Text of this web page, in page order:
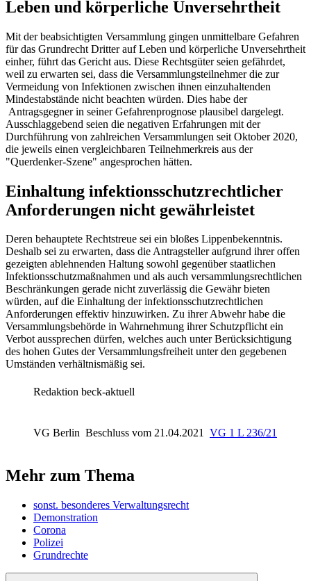
Leben und körperliche Unversehrtheit
Mit der beabsichtigten Versammlung gingen unmittelbare Gefahren
für das Grundrecht Dritter auf Leben und körperliche Unversehrtheit
einher, führt das Gericht aus. Diese Rechtsgüter seien gefährdet,
weil zu erwarten sei, dass die Versammlungsteilnehmer die zur
Vermeidung von Infektionen zwischen ihnen einzuhaltenden
Mindestabstände nicht beachten würden. Dies habe der
Antragsgegner in seiner Gefahrenprognose plausibel dargelegt.
Ausschlaggebend seien die negativen Erfahrungen mit der
Durchführung von zahlreichen Versammlungen seit Oktober 2020,
die jeweils einen vergleichbaren Teilnehmerkreis aus der
"Querdenker-Szene" angesprochen hätten.
Einhaltung infektionsschutzrechtlicher
Anforderungen nicht gewährleistet
Deren behauptete Rechtstreue sei ein bloßes Lippenbekenntnis.
Deshalb sei zu erwarten, dass die Antragsteller aufgrund ihrer offen
gezeigten ablehnenden Haltung sowohl gegenüber staatlichen
Infektionsschutzmaßnahmen und als auch versammlungsrechtlichen
Beschränkungen gerade nicht zuverlässig die Gewähr bieten
würden, auf die Einhaltung der infektionsschutzrechtlichen
Anforderungen effektiv hinzuwirken. Zu ihrer Abwehr habe die
Versammlungsbehörde in Wahrnehmung ihrer Schutzpflicht ein
Verbot aussprechen dürfen, welches auch unter Berücksichtigung
des hohen Gutes der Versammlungsfreiheit unter den gegebenen
Umständen verhältnismäßig sei.
Redaktion beck-aktuell
VG Berlin Beschluss vom 21.04.2021 VG 1 L 236/21
Mehr zum Thema
sonst. besonderes Verwaltungsrecht
Demonstration
Corona
Polizei
Grundrechte